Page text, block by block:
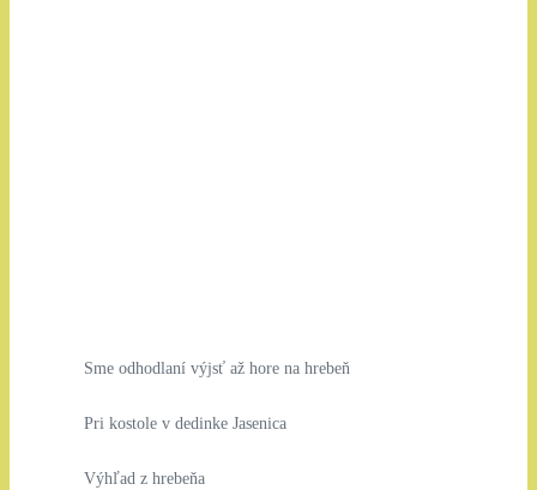
Sme odhodlaní výjsť až hore na hrebeň
Pri kostole v dedinke Jasenica
Výhľad z hrebeňa